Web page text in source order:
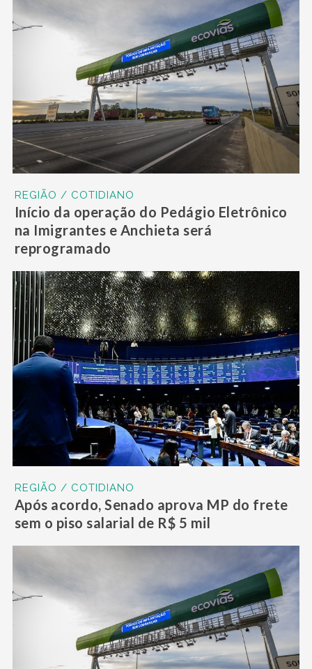
REGIÃO / COTIDIANO
Início da operação do Pedágio Eletrônico
na Imigrantes e Anchieta será
reprogramado
REGIÃO / COTIDIANO
Após acordo, Senado aprova MP do frete
sem o piso salarial de R$ 5 mil